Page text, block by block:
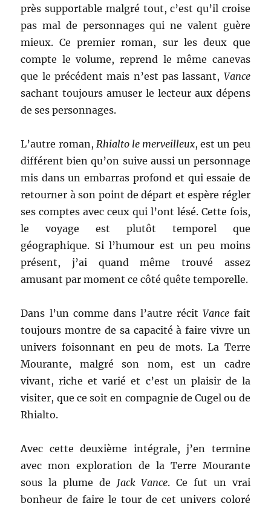
près supportable malgré tout, c’est qu’il croise
pas mal de personnages qui ne valent guère
mieux. Ce premier roman, sur les deux que
compte le volume, reprend le même canevas
que le précédent mais n’est pas lassant, Vance
sachant toujours amuser le lecteur aux dépens
de ses personnages.
L’autre roman, Rhialto le merveilleux, est un peu
différent bien qu’on suive aussi un personnage
mis dans un embarras profond et qui essaie de
retourner à son point de départ et espère régler
ses comptes avec ceux qui l’ont lésé. Cette fois,
le voyage est plutôt temporel que
géographique. Si l’humour est un peu moins
présent, j’ai quand même trouvé assez
amusant par moment ce côté quête temporelle.
Dans l’un comme dans l’autre récitVance fait
toujours montre de sa capacité à faire vivre un
univers foisonnant en peu de mots. La Terre
Mourante, malgré son nom, est un cadre
vivant, riche et varié et c’est un plaisir de la
visiter, que ce soit en compagnie de Cugel ou de
Rhialto.
Avec cette deuxième intégrale, j’en termine
avec mon exploration de la Terre Mourante
sous la plume de Jack Vance. Ce fut un vrai
bonheur de faire le tour de cet univers coloré